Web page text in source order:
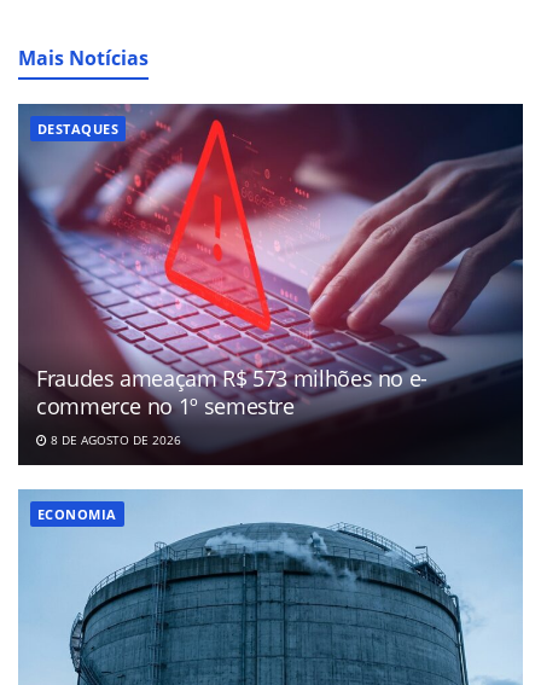
Mais Notícias
DESTAQUES
Fraudes ameaçam R$ 573 milhões no e-
commerce no 1º semestre
8 DE AGOSTO DE 2026
ECONOMIA